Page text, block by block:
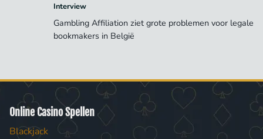
Interview
Gambling Affiliation ziet grote problemen voor legale
bookmakers in België
Online Casino Spellen
Blackjack